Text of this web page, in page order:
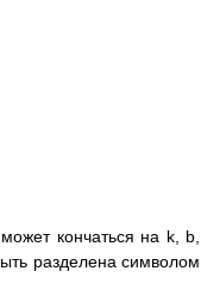
кончаться на k, b,
разделена символом